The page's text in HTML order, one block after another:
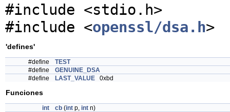
#include <stdio.h>
#include <openssl/dsa.h>
'defines'
#define
TEST
#define
GENUINE_DSA
#define
LAST_VALUE 0xbd
Funciones
int cb (int p, int n)